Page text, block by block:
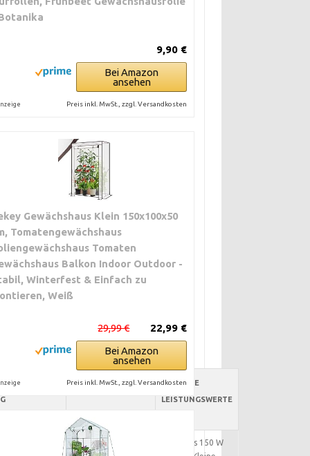
/
SICHERHEIT
TYPISCHE
LEISTUNGSWERTE
oder
Niedriges Risiko bei
Ca. 10 bis 150 W
9,90 €
Bei Amazon
ansehen
Preis inkl. MwSt., zzgl. Versandkosten
Gewächshaus Klein 150x100x50
Tomatengewächshaus
Tomaten
Balkon Indoor Outdoor -
Winterfest & Einfach zu
Weiß
22,99 €
29,99 €
Bei Amazon
ansehen
Preis inkl. MwSt., zzgl. Versandkosten